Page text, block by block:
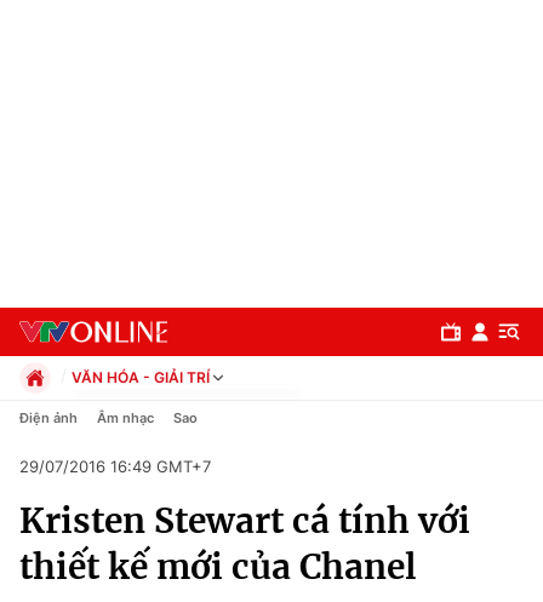
Chuyên mục
Chính trị
VĂN HÓA - GIẢI TRÍ
Chính trị
Pháp luật
Kinh tế
Thể thao
Truyền hình
Điện ảnh Âm nhạc Sao
29/07/2016 16:49 GMT+7
Kristen Stewart cá tính với
thiết kế mới của Chanel